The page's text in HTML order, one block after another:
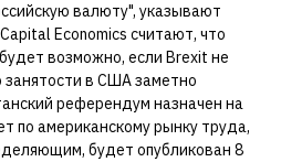
валюту", указывают
Economics считают, что
возможно, если Brexit не
занятости в США заметно
референдум назначен на
по американскому рынку труда,
будет опубликован 8